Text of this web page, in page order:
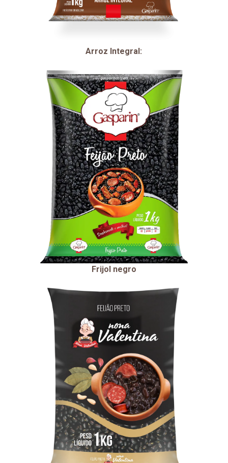
Arroz Integral:
Frijol negro